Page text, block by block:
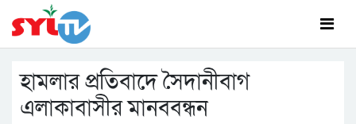
হামলার প্রতিবাদে সৈদানীবাগ
এলাকাবাসীর মানববন্ধন